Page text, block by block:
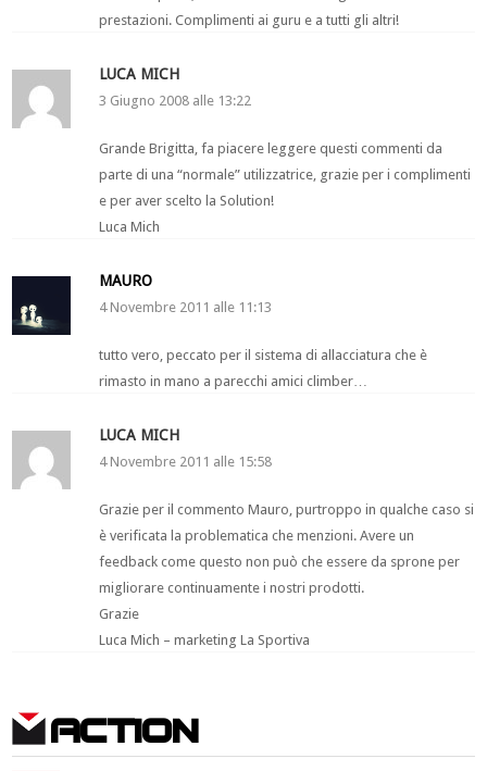
prestazioni. Complimenti ai guru e a tutti gli altri!
LUCA MICH
3 Giugno 2008 alle 13:22
Grande Brigitta, fa piacere leggere questi commenti da
parte di una “normale” utilizzatrice, grazie per i complimenti
e per aver scelto la Solution!
Luca Mich
MAURO
4 Novembre 2011 alle 11:13
tutto vero, peccato per il sistema di allacciatura che è
rimasto in mano a parecchi amici climber…
LUCA MICH
4 Novembre 2011 alle 15:58
Grazie per il commento Mauro, purtroppo in qualche caso si
è verificata la problematica che menzioni. Avere un
feedback come questo non può che essere da sprone per
migliorare continuamente i nostri prodotti.
Grazie
Luca Mich – marketing La Sportiva
ACTION